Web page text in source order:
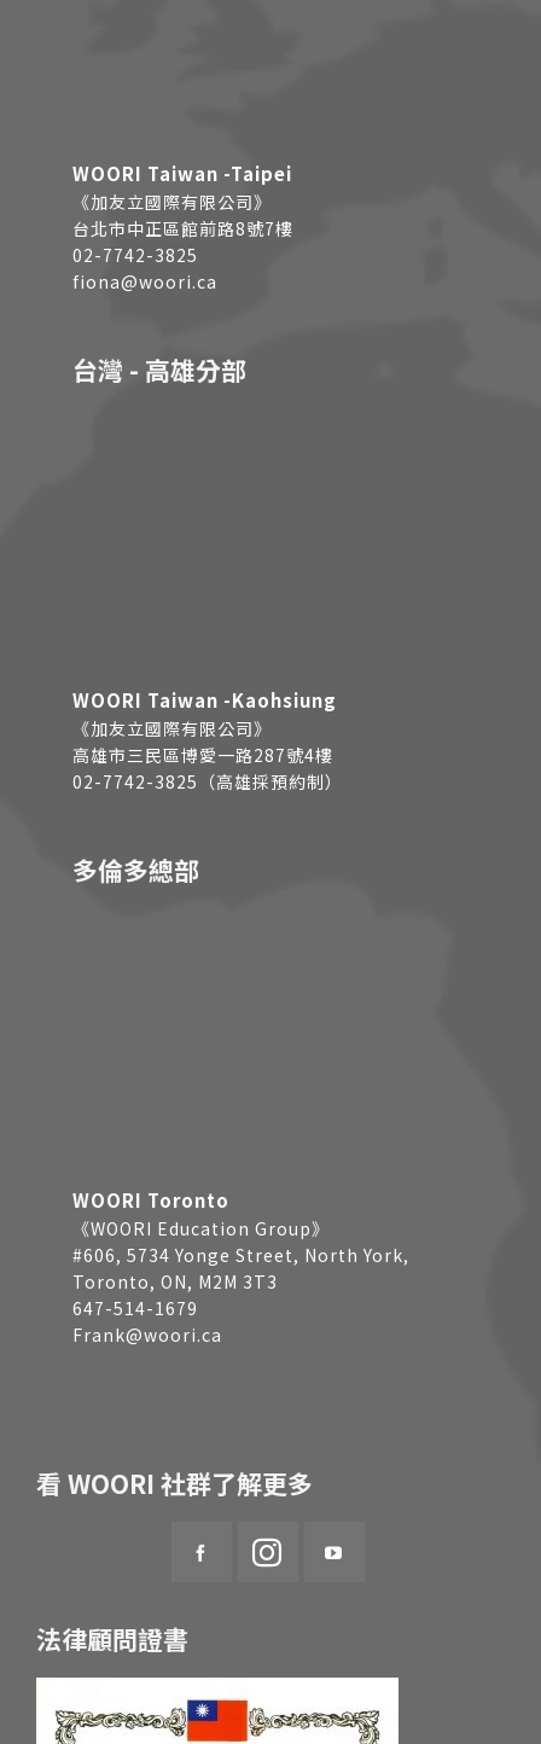
WOORI Taiwan -Taipei
《加友立國際有限公司》
台北市中正區館前路8號7樓
02-7742-3825
fiona@woori.ca
台灣 - 高雄分部
WOORI Taiwan -Kaohsiung
《加友立國際有限公司》
高雄市三民區博愛一路287號4樓
02-7742-3825（高雄採預約制）
多倫多總部
WOORI Toronto
《WOORI Education Group》
#606, 5734 Yonge Street, North York,
Toronto, ON, M2M 3T3
647-514-1679
Frank@woori.ca
看 WOORI 社群了解更多
法律顧問證書